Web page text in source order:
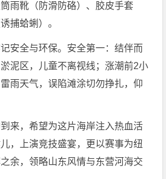
雨靴（防滑防硌）、胶皮手套
捕蛤蜊）。
安全与环保。安全第一：结伴而
泥区，儿童不离视线；涨潮前2小
雨天气，误陷滩涂切勿挣扎，仰
来，希望为这片海岸注入热血活
，上演竞技盛宴，更以赛事为纽
余，领略山东风情与东营河海交